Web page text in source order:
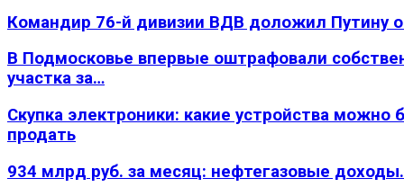
Командир 76-й дивизии ВДВ доложил Путину
В Подмосковье впервые оштрафовали
участка за…
Скупка электроники: какие устройства можно
продать
934 млрд руб. за месяц: нефтегазовые